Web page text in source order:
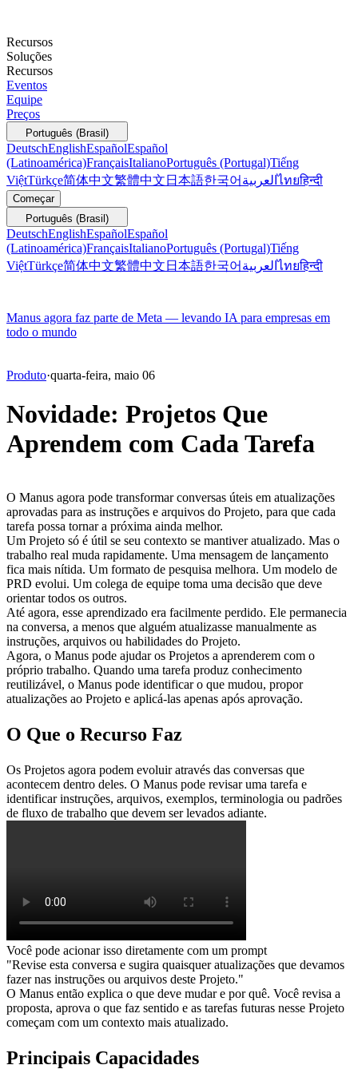
Recursos
Soluções
Recursos
Eventos
Equipe
Preços
Português (Brasil)
DeutschEnglishEspañolEspañol
(Latinoamérica)FrançaisItalianoPortuguês (Portugal)Tiếng
ViệtTürkçe简体中文繁體中文 日本語한국어 العربيةไทยहिन्दी
Começar
Português (Brasil)
DeutschEnglishEspañolEspañol
(Latinoamérica)FrançaisItalianoPortuguês (Portugal)Tiếng
ViệtTürkçe简体中文繁體中文 日本語한국어 العربيةไทยहिन्दी
Manus agora faz parte de Meta — levando IA para empresas em
todo o mundo
Produto·quarta-feira, maio 06
Novidade: Projetos Que
Aprendem com Cada Tarefa
O Manus agora pode transformar conversas úteis em atualizações
aprovadas para as instruções e arquivos do Projeto, para que cada
tarefa possa tornar a próxima ainda melhor.
Um Projeto só é útil se seu contexto se mantiver atualizado. Mas o
trabalho real muda rapidamente. Uma mensagem de lançamento
fica mais nítida. Um formato de pesquisa melhora. Um modelo de
PRD evolui. Um colega de equipe toma uma decisão que deve
orientar todos os outros.
Até agora, esse aprendizado era facilmente perdido. Ele permanecia
na conversa, a menos que alguém atualizasse manualmente as
instruções, arquivos ou habilidades do Projeto.
Agora, o Manus pode ajudar os Projetos a aprenderem com o
próprio trabalho. Quando uma tarefa produz conhecimento
reutilizável, o Manus pode identificar o que mudou, propor
atualizações ao Projeto e aplicá-las apenas após aprovação.
O Que o Recurso Faz
Os Projetos agora podem evoluir através das conversas que
acontecem dentro deles. O Manus pode revisar uma tarefa e
identificar instruções, arquivos, exemplos, terminologia ou padrões
de fluxo de trabalho que devem ser levados adiante.
Você pode acionar isso diretamente com um prompt
"Revise esta conversa e sugira quaisquer atualizações que devamos
fazer nas instruções ou arquivos deste Projeto."
O Manus então explica o que deve mudar e por quê. Você revisa a
proposta, aprova o que faz sentido e as tarefas futuras nesse Projeto
começam com um contexto mais atualizado.
Principais Capacidades